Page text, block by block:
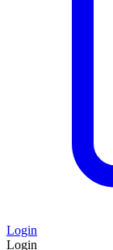
Login
Login